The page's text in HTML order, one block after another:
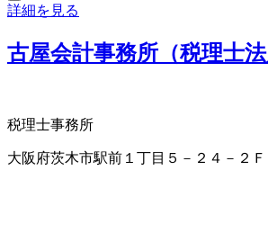
詳細を見る
古屋会計事務所（税理士法
税理士事務所
大阪府茨木市駅前１丁目５－２４－２Ｆ